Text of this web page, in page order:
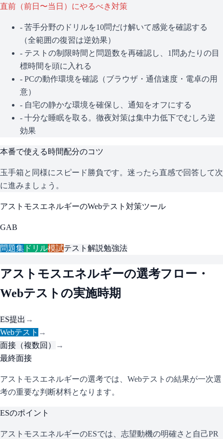
直前（前日〜当日）にやるべき対策
- 苦手分野のドリルを10問だけ解いて感覚を確認する
（全範囲の復習は逆効果）
- テストの制限時間と問題数を再確認し、1問あたりの目
標時間を頭に入れる
- PCの動作環境を確認（ブラウザ・通信速度・電卓の用
意）
- 自宅の静かな環境を確保し、通知をオフにする
- 十分な睡眠を取る。徹夜対策は集中力低下でむしろ逆
効果
本番で使える時間配分のコツ
玉手箱と同様にスピード勝負です。迷ったら直感で回答して次
に進みましょう。
アストモスエネルギーのWebテスト対策ツール
GAB
問題集 ドリル模試テスト解説勉強法
アストモスエネルギーの選考フロー・
Webテストの実施時期
ES提出 →
Webテスト →
面接（複数回）
→
最終面接
アストモスエネルギーの選考では、Webテストの結果が一次選
考の重要な判断材料となります。
ESのポイント
アストモスエネルギーのESでは、志望動機の明確さと自己PR